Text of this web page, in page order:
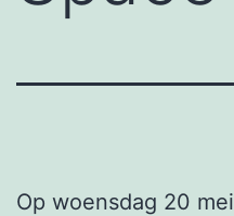
Op woensdag 20